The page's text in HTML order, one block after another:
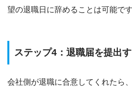
望の退職日に辞めることは可能で
ステップ4：退職届を提出
会社側が退職に合意してくれたら、